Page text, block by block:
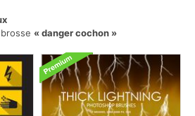
danger cochon